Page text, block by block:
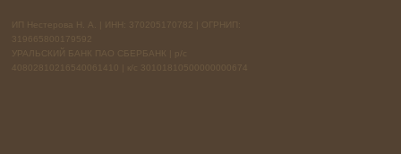
ИП Нестерова Н. А. | ИНН: 370205170782 | ОГРНИП:
319665800179592
УРАЛЬСКИЙ БАНК ПАО СБЕРБАНК | р/с
40802810216540061410 | к/с 30101810500000000674